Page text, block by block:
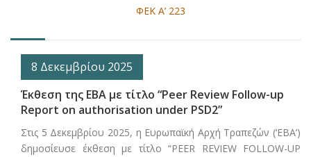
ΦΕΚ Α’ 223
8 Δεκεμβρίου 2025
Έκθεση της EBA με τίτλο “Peer Review Follow-up
Report on authorisation under PSD2”
Στις 5 Δεκεμβρίου 2025, η Ευρωπαϊκή Αρχή Τραπεζών (‘EBA’)
δημοσίευσε έκθεση με τίτλο “PEER REVIEW FOLLOW-UP